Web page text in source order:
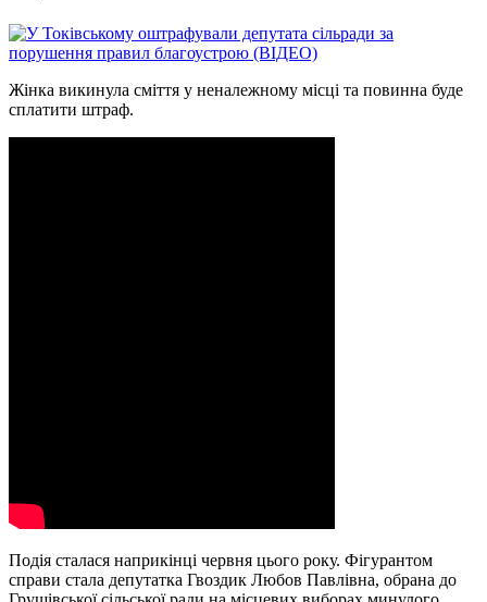
Жінка викинула сміття у неналежному місці та повинна буде
сплатити штраф.
Подія сталася наприкінці червня цього року. Фігурантом
справи стала депутатка Гвоздик Любов Павлівна, обрана до